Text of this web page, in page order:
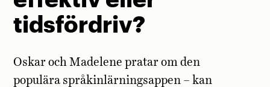
tidsfördriv?
Oskar och Madelene pratar om den
populära språkinlärningsappen – kan